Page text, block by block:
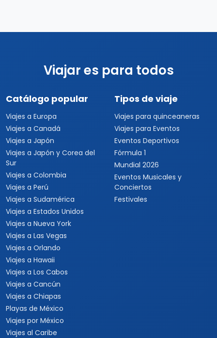
Viajar es para todos
Catálogo popular
Viajes a Europa
Viajes a Canadá
Viajes a Japón
Viajes a Japón y Corea del
Sur
Viajes a Colombia
Viajes a Perú
Viajes a Sudamérica
Viajes a Estados Unidos
Viajes a Nueva York
Viajes a Las Vegas
Viajes a Orlando
Viajes a Hawaii
Viajes a Los Cabos
Viajes a Cancún
Viajes a Chiapas
Playas de México
Viajes por México
Viajes al Caribe
Tipos de viaje
Viajes para quinceaneras
Viajes para Eventos
Eventos Deportivos
Fórmula 1
Mundial 2026
Eventos Musicales y
Conciertos
Festivales